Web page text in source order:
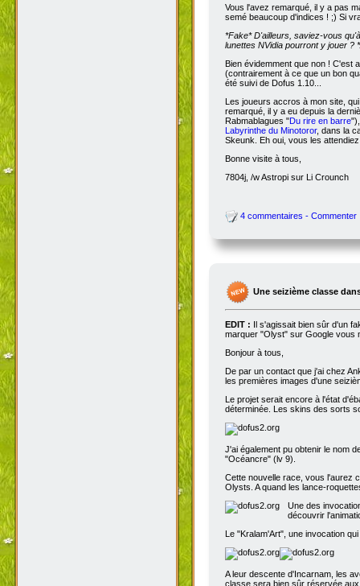
Vous l'avez remarqué, il y a pas
semé beaucoup d'indices ! ;) Si
*Fake*D'ailleurs, saviez-vous
lunettes NVidia pourront y jouer ?
Bien évidemment que non ! C'est
(contrairement à ce que un bon
été suivi de Dofus 1.10...
Les joueurs accros à mon site,
remarqué, il y a eu depuis la
Rabmablagues "Du rire en barre
Labyrinthe du Minotoror, dans la
Skeunk. Eh oui, vous les
Bonne visite à tous,
7804j, /w Astropi sur Li Crounch
4 commentaires - Commenter
Une seizième classe
EDIT : Il s'agissait bien sûr d'un
marquer "Olyst" sur Google vous
Bonjour à tous,
De par un contact que j'ai chez
les premières images d'une
Le projet serait encore à l'état
déterminée. Les skins des sorts
J'ai également pu obtenir le nom
"Océancre" (lv 9).
Cette nouvelle race, vous l'aurez
Olysts. A quand les lance-
Une des
découvrir
Le "Kralam'Art", une invocation
A leur descente d'Incarnam, les
classe sera bien sûr réservée